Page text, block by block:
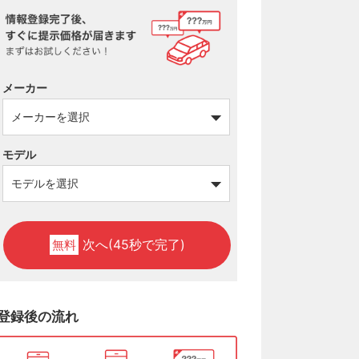
メーカー
モデル
無料 次へ(45秒で完了)
録後の流れ